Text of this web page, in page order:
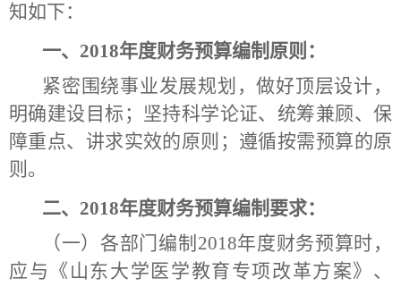
知如下：
一、 2018年度财务预算编制原则：
紧密围绕事业发展规划，做好顶层设计，
明确建设目标；坚持科学论证、统筹兼顾、保
障重点、讲求实效的原则；遵循按需预算的原
则。
二、 2018年度财务预算编制要求：
（一）各部门编制 2018年度财务预算时，
应与《山东大学医学教育专项改革方案》、